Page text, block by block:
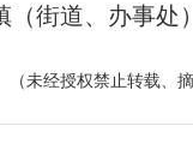
街道、办事处
（未经授权禁止转载、